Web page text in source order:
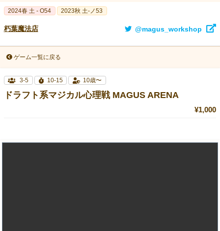
2024春 土 - O54 2023秋 土-ノ53
朽葉魔法店 @magus_workshop
ゲーム一覧に戻る
3-5 10-15 10歳〜
ドラフト系マジカル心理戦 MAGUS ARENA
¥1,000